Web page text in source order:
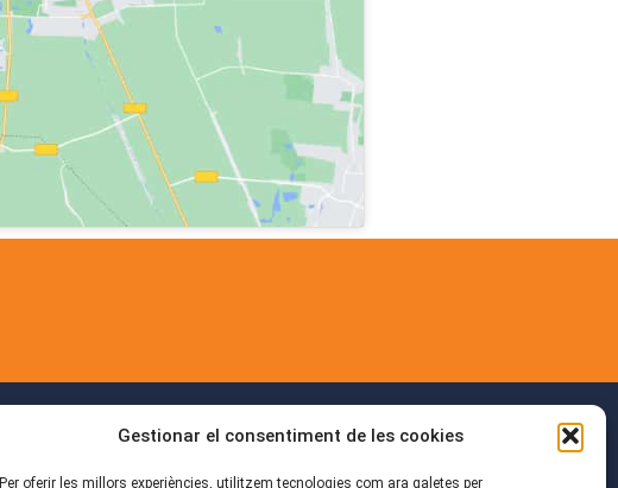
Gestionar el consentiment de les cookies
Per oferir les millors experiències, utilitzem tecnologies com ara galetes per